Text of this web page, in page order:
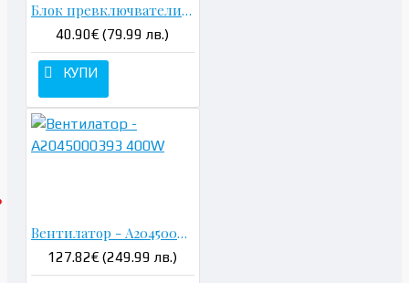
Блок превключватели ел. стъкла - A2129056000
40.90€ (79.99 лв.)
КУПИ
Вентилатор - A2045000393 400W
127.82€ (249.99 лв.)